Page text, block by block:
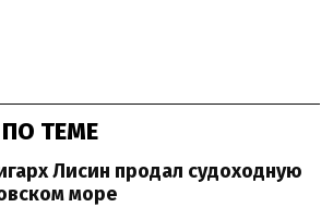
ТЕМЕ
Лисин продал судоходную
море